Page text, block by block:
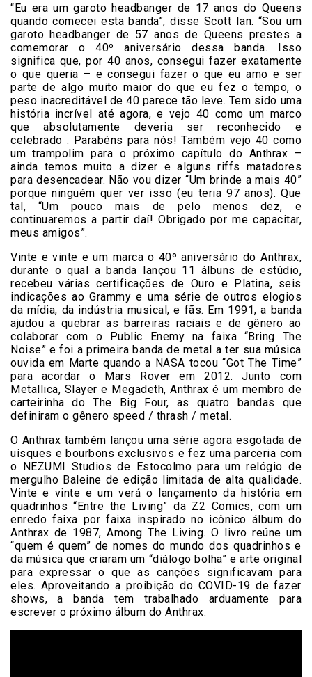
“Eu era um garoto headbanger de 17 anos do Queens
quando comecei esta banda”, disse Scott Ian. “Sou um
garoto headbanger de 57 anos de Queens prestes a
comemorar o 40º aniversário dessa banda. Isso
significa que, por 40 anos, consegui fazer exatamente
o que queria – e consegui fazer o que eu amo e ser
parte de algo muito maior do que eu fez o tempo, o
peso inacreditável de 40 parece tão leve. Tem sido uma
história incrível até agora, e vejo 40 como um marco
que absolutamente deveria ser reconhecido e
celebrado . Parabéns para nós! Também vejo 40 como
um trampolim para o próximo capítulo do Anthrax –
ainda temos muito a dizer e alguns riffs matadores
para desencadear. Não vou dizer “Um brinde a mais 40”
porque ninguém quer ver isso (eu teria 97 anos). Que
tal, “Um pouco mais de pelo menos dez, e
continuaremos a partir daí! Obrigado por me capacitar,
meus amigos”.
Vinte e vinte e um marca o 40º aniversário do Anthrax,
durante o qual a banda lançou 11 álbuns de estúdio,
recebeu várias certificações de Ouro e Platina, seis
indicações ao Grammy e uma série de outros elogios
da mídia, da indústria musical, e fãs. Em 1991, a banda
ajudou a quebrar as barreiras raciais e de gênero ao
colaborar com o Public Enemy na faixa “Bring The
Noise” e foi a primeira banda de metal a ter sua música
ouvida em Marte quando a NASA tocou “Got The Time”
para acordar o Mars Rover em 2012. Junto com
Metallica, Slayer e Megadeth, Anthrax é um membro de
carteirinha do The Big Four, as quatro bandas que
definiram o gênero speed / thrash / metal.
O Anthrax também lançou uma série agora esgotada de
uísques e bourbons exclusivos e fez uma parceria com
o NEZUMI Studios de Estocolmo para um relógio de
mergulho Baleine de edição limitada de alta qualidade.
Vinte e vinte e um verá o lançamento da história em
quadrinhos “Entre the Living” da Z2 Comics, com um
enredo faixa por faixa inspirado no icônico álbum do
Anthrax de 1987, Among The Living. O livro reúne um
“quem é quem” de nomes do mundo dos quadrinhos e
da música que criaram um “diálogo bolha” e arte original
para expressar o que as canções significavam para
eles. Aproveitando a proibição do COVID-19 de fazer
shows, a banda tem trabalhado arduamente para
escrever o próximo álbum do Anthrax.